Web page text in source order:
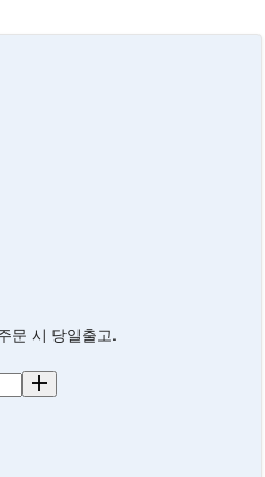
문 시 당일출고.